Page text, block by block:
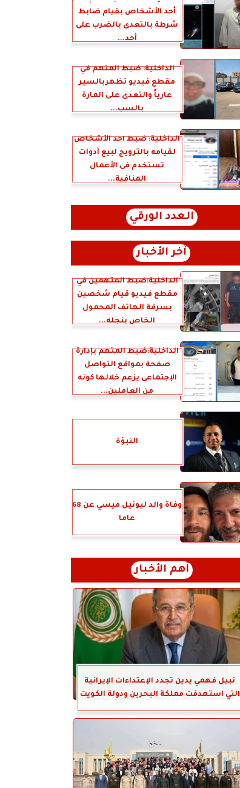
أحد الأشخاص بقيام ضابط
شرطة بالتعدى بالضرب على
أحد...
الداخلية: ضبط المتهم في
مقطع فيديو تظهربالسير
عارياً والتعدى على المارة
بالسب...
الداخلية: ضبط أحد الأشخاص
لقيامه بالترويج لبيع أدوات
تستخدم فى الأعمال
المنافية...
العدد الورقي
آخر الأخبار
الداخلية:ضبط المتهمين في
مقطع فيديو قيام شخصين
بسرقة الهاتف المحمول
الخاص بنجله...
الداخلية:ضبط المتهم بإدارة
صفحة بمواقع التواصل
الإجتماعى يزعم خلالها كونه
من العاملين...
النبؤة
وفاة والد ليونيل ميسي عن 68
عاما
أهم الأخبار
نبيل فهمي يدين تجدد الإعتداءات الإيرانية
التي استهدفت مملكة البحرين ودولة الكويت